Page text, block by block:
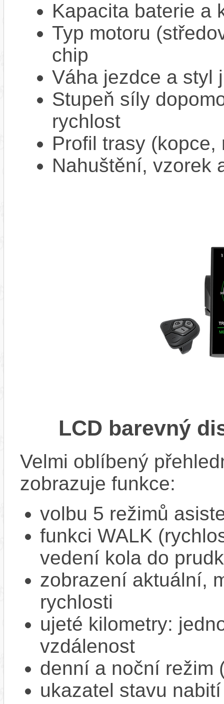
Kapacita baterie a
Typ motoru
chip
Váha jezdce a styl
Stupeň síly
rychlost
Profil trasy
Nahuštění, vzorek
LCD barevný
Velmi oblíbený
zobrazuje funkce:
volbu 5 režimů
funkci WALK
vedení kola do
zobrazení aktuální,
rychlosti
ujeté kilometry:
vzdálenost
denní a noční režim
ukazatel stavu